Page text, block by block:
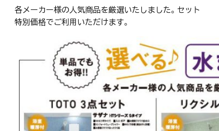
各メーカー様の人気商品を厳選いたしました。セット
特別価格でご利用いただけます。